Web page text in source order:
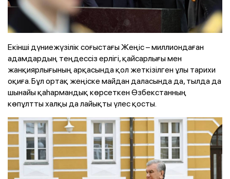
Екінші дүниежүзілік соғыстағы Жеңіс – миллиондаған
адамдардың теңдессіз ерлігі, қайсарлығы мен
жанқиярлығының арқасында қол жеткізілген ұлы тарихи
оқиға. Бұл ортақ жеңіске майдан даласында да, тылда да
шынайы қаһармандық көрсеткен Өзбекстанның
көпұлтты халқы да лайықты үлес қосты.